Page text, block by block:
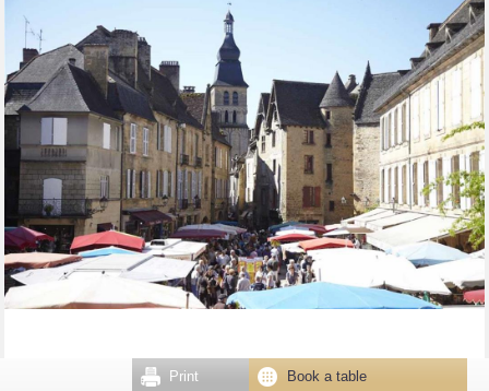
Book a table
Print